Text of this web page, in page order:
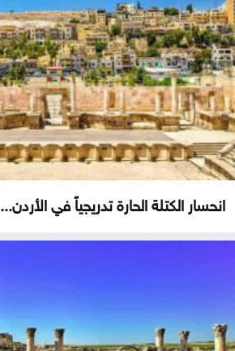
انحسار الكتلة الحارة تدريجياً في الأردن...